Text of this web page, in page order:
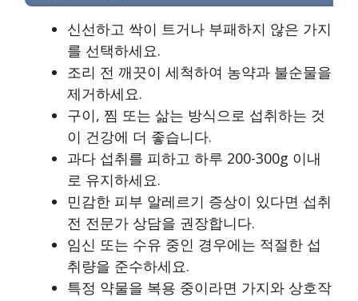
신선하고 싹이 트거나 부패하지 않은 가지
를 선택하세요.
조리 전 깨끗이 세척하여 농약과 불순물을
제거하세요.
구이, 찜 또는 삶는 방식으로 섭취하는 것
이 건강에 더 좋습니다.
과다 섭취를 피하고 하루 200-300g 이내
로 유지하세요.
민감한 피부 알레르기 증상이 있다면 섭취
전 전문가 상담을 권장합니다.
임신 또는 수유 중인 경우에는 적절한 섭
취량을 준수하세요.
특정 약물을 복용 중이라면 가지와 상호작